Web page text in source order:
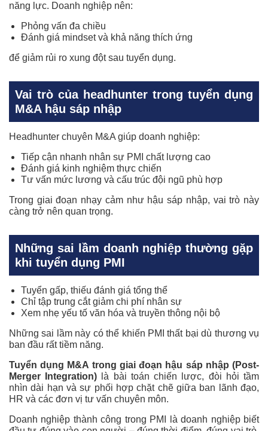
năng lực. Doanh nghiệp nên:
Phỏng vấn đa chiều
Đánh giá mindset và khả năng thích ứng
để giảm rủi ro xung đột sau tuyển dụng.
Vai trò của headhunter trong tuyển dụng
M&A hậu sáp nhập
Headhunter chuyên M&A giúp doanh nghiệp:
Tiếp cận nhanh nhân sự PMI chất lượng cao
Đánh giá kinh nghiệm thực chiến
Tư vấn mức lương và cấu trúc đội ngũ phù hợp
Trong giai đoạn nhạy cảm như hậu sáp nhập, vai trò này
càng trở nên quan trọng.
Những sai lầm doanh nghiệp thường gặp
khi tuyển dụng PMI
Tuyển gấp, thiếu đánh giá tổng thể
Chỉ tập trung cắt giảm chi phí nhân sự
Xem nhẹ yếu tố văn hóa và truyền thông nội bộ
Những sai lầm này có thể khiến PMI thất bại dù thương vụ
ban đầu rất tiềm năng.
Tuyển dụng M&A trong giai đoạn hậu sáp nhập (Post-
Merger Integration) là bài toán chiến lược, đòi hỏi tầm
nhìn dài hạn và sự phối hợp chặt chẽ giữa ban lãnh đạo,
HR và các đơn vị tư vấn chuyên môn.
Doanh nghiệp thành công trong PMI là doanh nghiệp biết